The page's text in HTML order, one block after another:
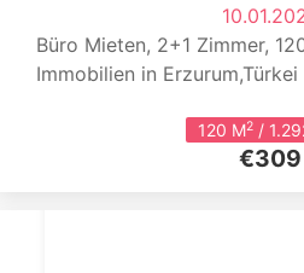
Büro Mieten, 2+1 Zimmer,
Immobilien in Erzurum,Türkei
120 M2/
€309